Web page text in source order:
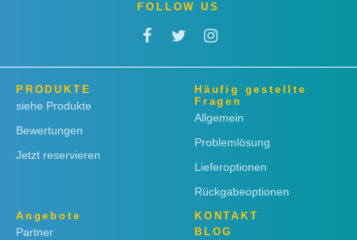
FOLLOW US
PRODUKTE
siehe Produkte
Bewertungen
Jetzt reservieren
Häufig gestellte
Fragen
Allgemein
Problemlösung
Lieferoptionen
Rückgabeoptionen
Angebote
Partner
KONTAKT
BLOG